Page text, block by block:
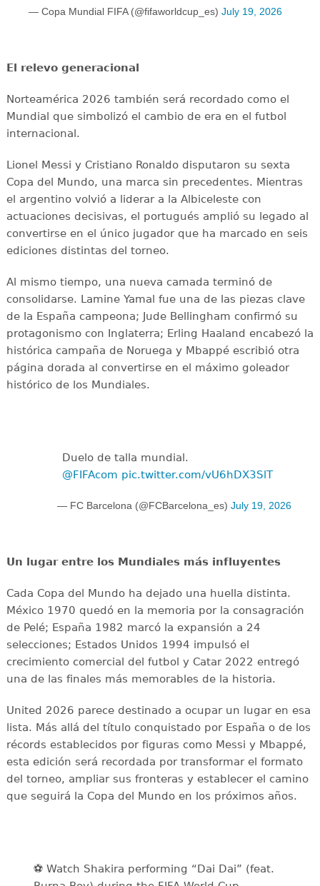
— Copa Mundial FIFA (@fifaworldcup_es) July 19, 2026
El relevo generacional
Norteamérica 2026 también será recordado como el
Mundial que simbolizó el cambio de era en el futbol
internacional.
Lionel Messi y Cristiano Ronaldo disputaron su sexta
Copa del Mundo, una marca sin precedentes. Mientras
el argentino volvió a liderar a la Albiceleste con
actuaciones decisivas, el portugués amplió su legado al
convertirse en el único jugador que ha marcado en seis
ediciones distintas del torneo.
Al mismo tiempo, una nueva camada terminó de
consolidarse. Lamine Yamal fue una de las piezas clave
de la España campeona; Jude Bellingham confirmó su
protagonismo con Inglaterra; Erling Haaland encabezó la
histórica campaña de Noruega y Mbappé escribió otra
página dorada al convertirse en el máximo goleador
histórico de los Mundiales.
Duelo de talla mundial.
@FIFAcom pic.twitter.com/vU6hDX3SlT
— FC Barcelona (@FCBarcelona_es) July 19, 2026
Un lugar entre los Mundiales más influyentes
Cada Copa del Mundo ha dejado una huella distinta.
México 1970 quedó en la memoria por la consagración
de Pelé; España 1982 marcó la expansión a 24
selecciones; Estados Unidos 1994 impulsó el
crecimiento comercial del futbol y Catar 2022 entregó
una de las finales más memorables de la historia.
United 2026 parece destinado a ocupar un lugar en esa
lista. Más allá del título conquistado por España o de los
récords establecidos por figuras como Messi y Mbappé,
esta edición será recordada por transformar el formato
del torneo, ampliar sus fronteras y establecer el camino
que seguirá la Copa del Mundo en los próximos años.
⚽️️ Watch Shakira performing “Dai Dai” (feat.